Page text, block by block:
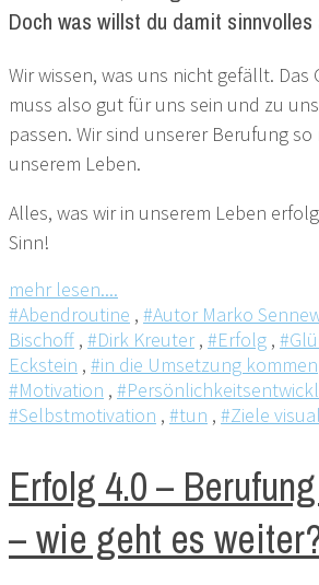
Doch was willst du damit
Wir wissen, was uns nicht gefällt. Das
muss also gut für uns sein und zu
passen. Wir sind unserer Berufung
unserem Leben.
Alles, was wir in unserem Leben
Sinn!
mehr lesen....
#Abendroutine , #Autor Marko
Bischoff , #Dirk Kreuter, #Erfolg ,
Eckstein , #in die Umsetzung kommen
#Motivation ,
#Selbstmotivation , #tun , #Ziele
Erfolg 4.0 –
– wie geht es